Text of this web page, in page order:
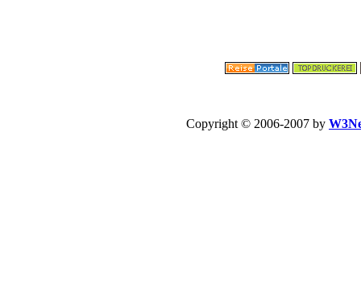
Copyright © 2006-2007 by